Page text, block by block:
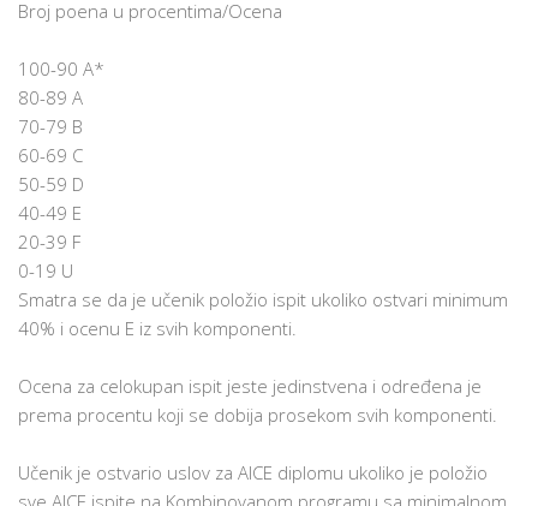
Broj poena u procentima/Ocena
100-90 A*
80-89 A
70-79 B
60-69 C
50-59 D
40-49 E
20-39 F
0-19 U
Smatra se da je učenik položio ispit ukoliko ostvari minimum
40% i ocenu E iz svih komponenti.
Ocena za celokupan ispit jeste jedinstvena i određena je
prema procentu koji se dobija prosekom svih komponenti.
Učenik je ostvario uslov za AICE diplomu ukoliko je položio